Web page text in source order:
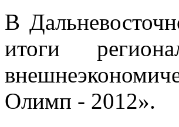
В
итоги
Олимп - 2012».